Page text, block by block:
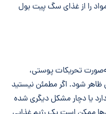
را از غذای سگ پیت بول
تحریکات پوستی،
شود. اگر مطمئن نیستید
یا دچار مشکل دیگری شده